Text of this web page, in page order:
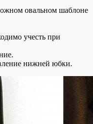
овальном шаблоне
учесть при
нижней юбки.